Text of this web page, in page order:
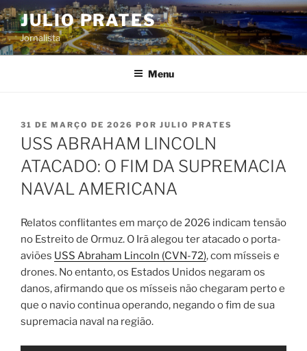
Pular
para
o
conteúdo
JULIO PRATES
Jornalista
Menu
PUBLICADO
EM
31 DE MARÇO DE 2026 POR JULIO PRATES
USS ABRAHAM LINCOLN
ATACADO: O FIM DA SUPREMACIA
NAVAL AMERICANA
Relatos conflitantes em março de 2026 indicam tensão
no Estreito de Ormuz. O Irã alegou ter atacado o porta-
aviões USS Abraham Lincoln (CVN-72), com mísseis e
drones. No entanto, os Estados Unidos negaram os
danos, afirmando que os mísseis não chegaram perto e
que o navio continua operando, negando o fim de sua
supremacia naval na região.